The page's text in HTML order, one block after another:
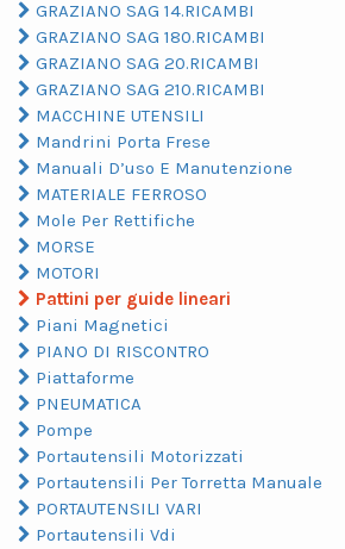
GRAZIANO SAG 14.RICAMBI
GRAZIANO SAG 180.RICAMBI
GRAZIANO SAG 20.RICAMBI
GRAZIANO SAG 210.RICAMBI
MACCHINE UTENSILI
Mandrini Porta Frese
Manuali D’uso E Manutenzione
MATERIALE FERROSO
Mole Per Rettifiche
MORSE
MOTORI
Pattini per guide lineari
Piani Magnetici
PIANO DI RISCONTRO
Piattaforme
PNEUMATICA
Pompe
Portautensili Motorizzati
Portautensili Per Torretta Manuale
PORTAUTENSILI VARI
Portautensili Vdi